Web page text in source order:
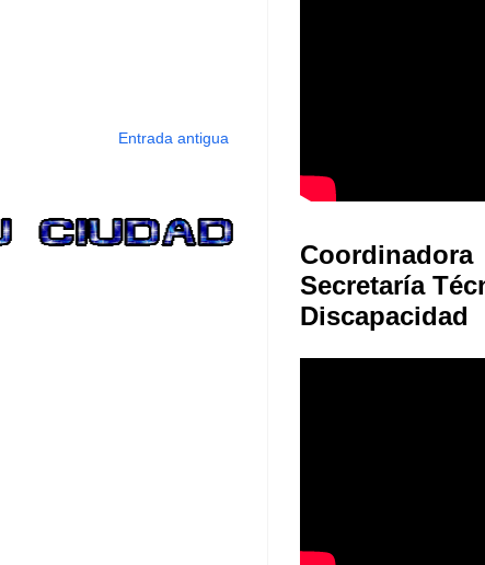
Entrada antigua
Coordinadora
Secretaría
Discapacidad